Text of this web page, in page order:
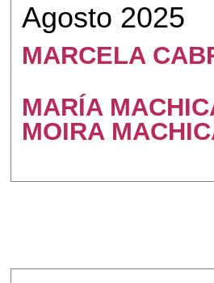
Agosto 2025
MARCELA
MARÍA
MOIRA